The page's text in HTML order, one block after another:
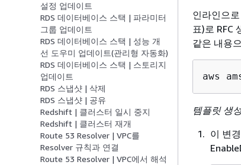
설정 업데이트
RDS 데이터베이스 스택 | 파라미터
그룹 업데이트
RDS 데이터베이스 스택 | 성능 개
선 도우미 업데이트(관리형 자동화)
RDS 데이터베이스 스택 | 스토리지
업데이트
RDS 스냅샷 | 삭제
RDS 스냅샷 | 공유
Redshift | 클러스터 일시 중지
Redshift | 클러스터 재개
Route 53 Resolver | VPC를
Resolver 규칙과 연결
Route 53 Resolver | VPC에서 해석
인라인으
표)로 RFC
같은 내용
aws
템플릿 생
이 변